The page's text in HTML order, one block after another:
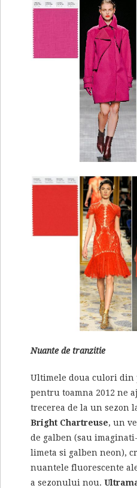
Nuante de tranzitie
Ultimele doua culori din
pentru toamna 2012 ne
trecerea de la un sezon
Bright Chartreuse, un
de galben (sau
limeta si galben neon),
nuantele fluorescente
a sezonului nou.